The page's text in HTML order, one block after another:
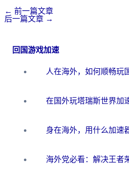
← 前一篇文章
后一篇文章 →
回国游戏加速